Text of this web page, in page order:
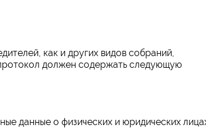
как и других видов собраний,
должен содержать следующую
данные о физических и юридических